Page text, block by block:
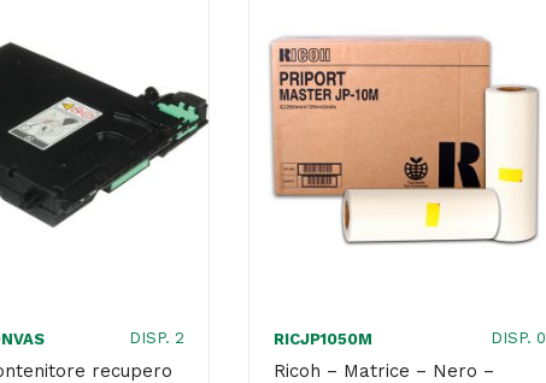
DISP. 2
recupero
RICJP1050M DISP. 0
Ricoh – Matrice – Nero –